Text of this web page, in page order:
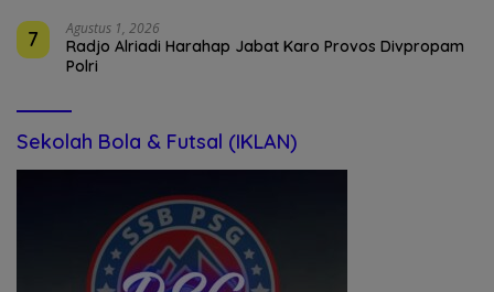
7 Agustus 1, 2026
Radjo Alriadi Harahap Jabat Karo Provos Divpropam
Polri
Sekolah Bola & Futsal (IKLAN)